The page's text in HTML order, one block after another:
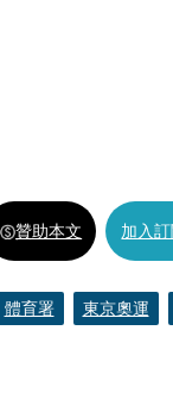
贊助本文 加入
體育署 東京奧運